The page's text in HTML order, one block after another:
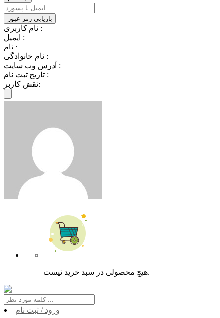
نام کاربری :
ایمیل :
نام :
نام خانوادگی :
آدرس وب سایت :
تاریخ ثبت نام :
نقش کاربر:
هیچ محصولی در سبد خرید نیست.
ورود / ثبت نام